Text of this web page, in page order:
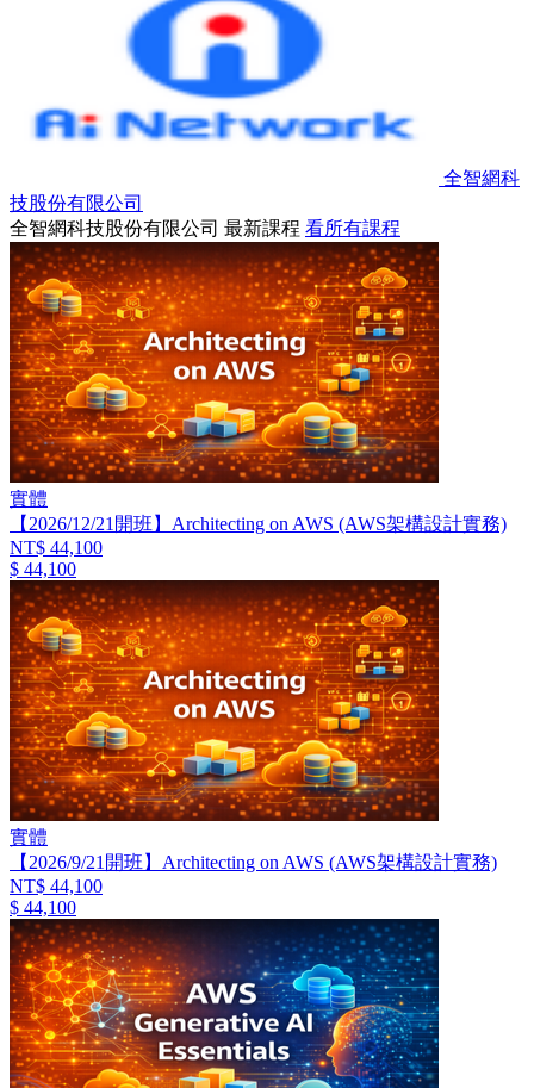
全智網科
技股份有限公司
全智網科技股份有限公司 最新課程 看所有課程
實體
【2026/12/21開班】Architecting on AWS (AWS架構設計實務)
NT$ 44,100
$ 44,100
實體
【2026/9/21開班】Architecting on AWS (AWS架構設計實務)
NT$ 44,100
$ 44,100